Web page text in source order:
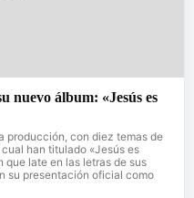
nuevo álbum: «Jesús es
producción, con diez temas de
han titulado «Jesús es
late en las letras de sus
su presentación oficial como